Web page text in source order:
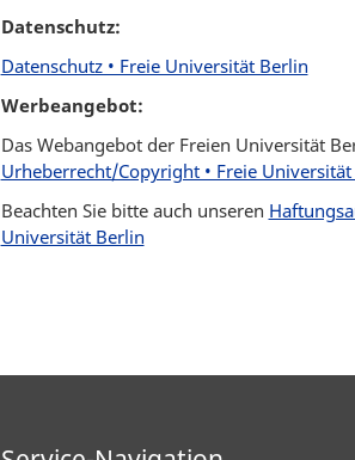
Datenschutz:
Datenschutz • Freie Universität Berlin
Werbeangebot:
Das Webangebot der Freien Universität
Urheberrecht/Copyright • Freie
Beachten Sie bitte auch unseren
Universität Berlin